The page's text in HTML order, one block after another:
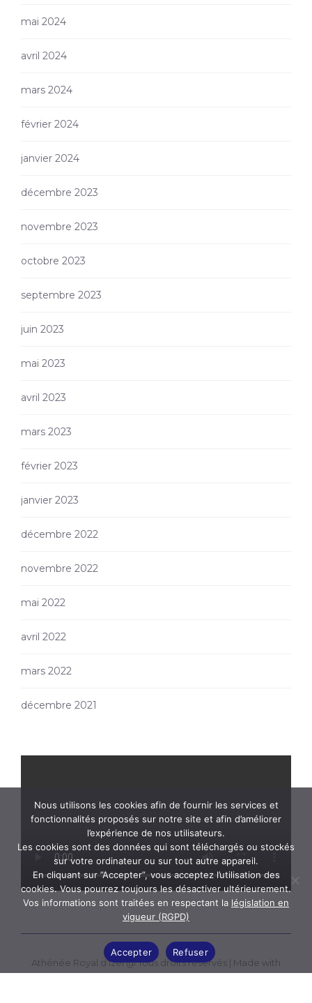
mai 2024
avril 2024
mars 2024
février 2024
janvier 2024
décembre 2023
novembre 2023
octobre 2023
septembre 2023
juin 2023
mai 2023
avril 2023
mars 2023
février 2023
janvier 2023
décembre 2022
novembre 2022
mai 2022
avril 2022
mars 2022
décembre 2021
Athénée Royal d’Izel @ Tous droits réservés | Made with
Nous utilisons les cookies afin de fournir les services et
fonctionnalités proposés sur notre site et afin d’améliorer
l’expérience de nos utilisateurs.
Les cookies sont des données qui sont téléchargés ou stockés
sur votre ordinateur ou sur tout autre appareil.
En cliquant sur ”Accepter”, vous acceptez l’utilisation des
cookies. Vous pourrez toujours les désactiver ultérieurement.
Vos informations sont traitées en respectant la législation en
vigueur (RGPD)
Accepter Refuser